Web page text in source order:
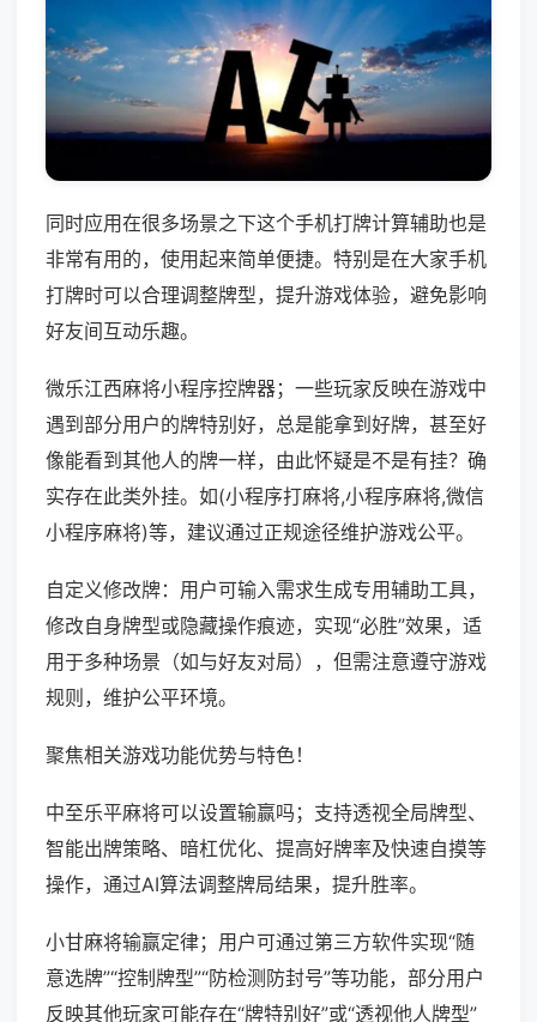
同时应用在很多场景之下这个手机打牌计算辅助也是
非常有用的，使用起来简单便捷。特别是在大家手机
打牌时可以合理调整牌型，提升游戏体验，避免影响
好友间互动乐趣。
微乐江西麻将小程序控牌器；一些玩家反映在游戏中
遇到部分用户的牌特别好，总是能拿到好牌，甚至好
像能看到其他人的牌一样，由此怀疑是不是有挂？确
实存在此类外挂。如(小程序打麻将,小程序麻将,微信
小程序麻将)等，建议通过正规途径维护游戏公平。
自定义修改牌：用户可输入需求生成专用辅助工具，
修改自身牌型或隐藏操作痕迹，实现“必胜”效果，适
用于多种场景（如与好友对局），但需注意遵守游戏
规则，维护公平环境。
聚焦相关游戏功能优势与特色！
中至乐平麻将可以设置输赢吗；支持透视全局牌型、
智能出牌策略、暗杠优化、提高好牌率及快速自摸等
操作，通过AI算法调整牌局结果，提升胜率。
小甘麻将输赢定律；用户可通过第三方软件实现“随
意选牌”“控制牌型”“防检测防封号”等功能，部分用户
反映其他玩家可能存在“牌特别好”或“透视他人牌型”